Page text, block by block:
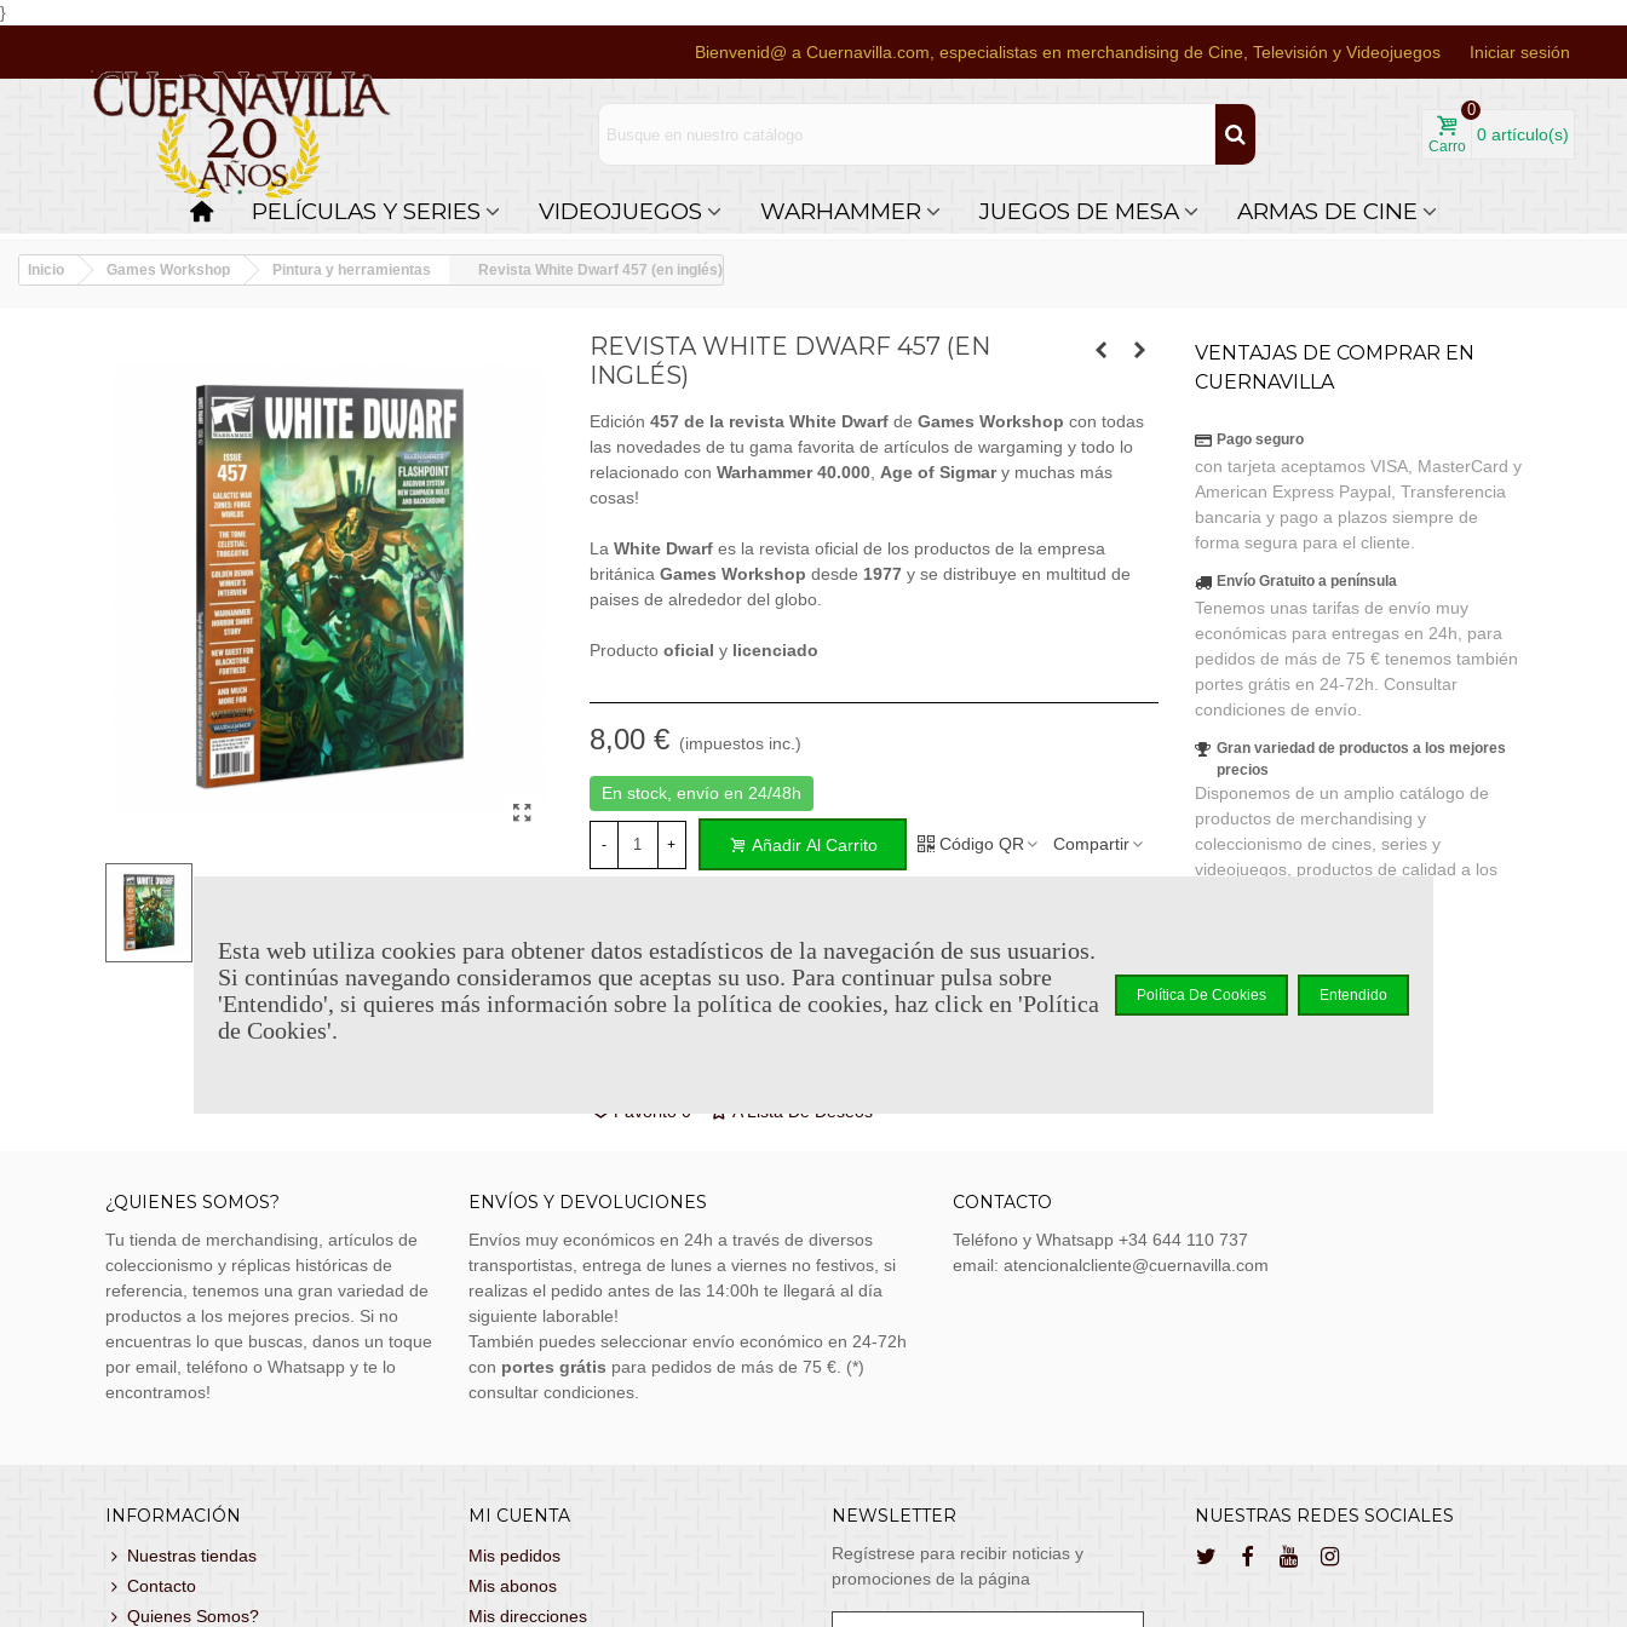
}
Bienvenid@ a Cuernavilla.com, especialistas en merchandising de Cine, Televisión y Videojuegos Iniciar sesión
Carro
0
0 artículo(s)
PELÍCULAS Y SERIES VIDEOJUEGOS WARHAMMER JUEGOS DE MESA ARMAS DE CINE
Inicio Games Workshop Pintura y herramientas Revista White Dwarf 457 (en inglés)
REVISTA WHITE DWARF 457 (EN
INGLÉS)
Edición 457 de la revista White Dwarf de Games Workshop con todas
las novedades de tu gama favorita de artículos de wargaming y todo lo
relacionado con Warhammer 40.000, Age of Sigmary muchas más
cosas!
La White Dwarfes la revista oficial de los productos de la empresa
británica Games Workshop desde 1977y se distribuye en multitud de
paises de alrededor del globo.
Producto oficial y licenciado
8,00 € (impuestos inc.)
En stock, envío en 24/48h
- + Añadir Al Carrito Código QR Compartir
cesta sera de4puntos de fidelidadque se puede convertir en un cupón
de€ 0.03.
Favorito 0 A Lista De Deseos
VENTAJAS DE COMPRAR EN
CUERNAVILLA
Pago seguro
con tarjeta aceptamos VISA, MasterCard y
American Express Paypal, Transferencia
bancaria y pago a plazos siempre de
forma segura para el cliente.
Envío Gratuito a península
Tenemos unas tarifas de envío muy
económicas para entregas en 24h, para
pedidos de más de 75 € tenemos también
portes grátis en 24-72h. Consultar
condiciones de envío.
Gran variedad de productos a los mejores
precios
Disponemos de un amplio catálogo de
productos de merchandising y
coleccionismo de cines, series y
videojuegos, productos de calidad a los
¿QUIENES SOMOS?
Tu tienda de merchandising, artículos de
coleccionismo y réplicas históricas de
referencia, tenemos una gran variedad de
productos a los mejores precios. Si no
encuentras lo que buscas, danos un toque
por email, teléfono o Whatsapp y te lo
encontramos!
ENVÍOS Y DEVOLUCIONES
Envíos muy económicos en 24h a través de diversos
transportistas, entrega de lunes a viernes no festivos, si
realizas el pedido antes de las 14:00h te llegará al día
siguiente laborable!
También puedes seleccionar envío económico en 24-72h
con portes grátis para pedidos de más de 75 €. (*)
consultar condiciones.
CONTACTO
Teléfono y Whatsapp +34 644 110 737
email: atencionalcliente@cuernavilla.com
INFORMACIÓN
Nuestras tiendas
Contacto
Quienes Somos?
MI CUENTA
Mis pedidos
Mis abonos
Mis direcciones
NEWSLETTER
Regístrese para recibir noticias y
promociones de la página
NUESTRAS REDES SOCIALES
Esta web utiliza cookies para obtener datos estadísticos de la navegación de sus usuarios.
Si continúas navegando consideramos que aceptas su uso. Para continuar pulsa sobre
'Entendido', si quieres más información sobre la política de cookies, haz click en 'Política
de Cookies'.
Política De Cookies Entendido